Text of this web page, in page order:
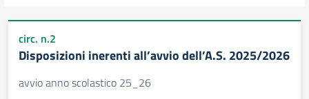
circ. n.2
Disposizioni inerenti all’avvio dell’A.S. 2025/2026
avvio anno scolastico 25_26